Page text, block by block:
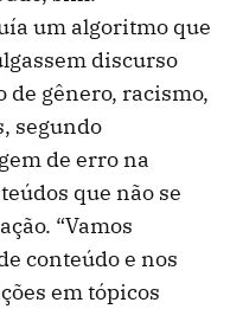
um algoritmo que
discurso
gênero, racismo,
segundo
de erro na
que não se
“Vamos
conteúdo e nos
em tópicos